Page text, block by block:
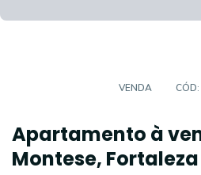
VENDA CÓD:
Apartamento à
Montese, Fortaleza